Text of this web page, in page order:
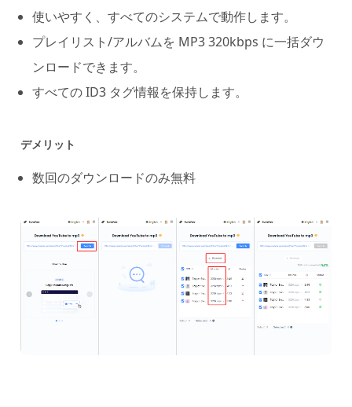
使いやすく、すべてのシステムで動作します。
プレイリスト/アルバムを MP3 320kbps に一括ダウ
ンロードできます。
すべての ID3 タグ情報を保持します。
デメリット
数回のダウンロードのみ無料